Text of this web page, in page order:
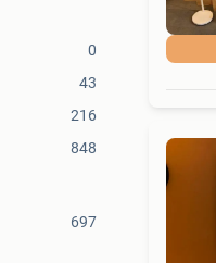
0
43
216
848
697